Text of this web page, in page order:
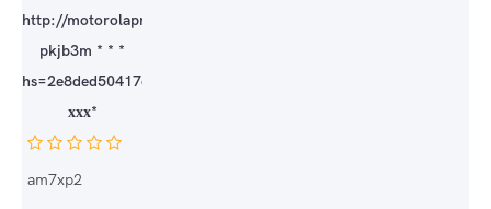
http://motorolapromocionesmm.com/index.php?
pkjb3m * * *
hs=2e8ded50417dee4f7c20c2eb247dae39*
ххх*
am7xp2